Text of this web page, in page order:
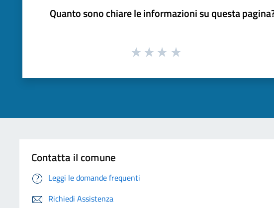
Quanto sono chiare le informazioni su questa
Contatta il comune
Leggi le domande frequenti
Richiedi Assistenza